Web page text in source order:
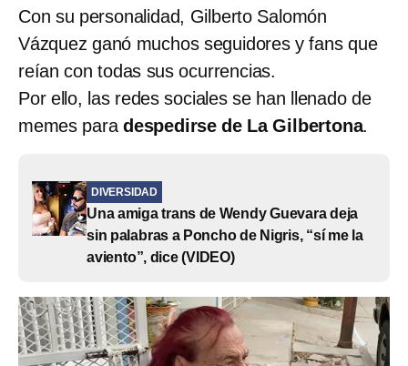
Con su personalidad, Gilberto Salomón
Vázquez ganó muchos seguidores y fans que
reían con todas sus ocurrencias.
Por ello, las redes sociales se han llenado de
memes paradespedirse de La Gilbertona.
DIVERSIDAD
Una amiga trans de Wendy Guevara deja
sin palabras a Poncho de Nigris, “sí me la
aviento”, dice (VIDEO)